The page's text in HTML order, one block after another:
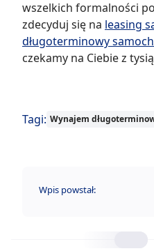
wszelkich formalności
zdecyduj się na leasing
długoterminowy
czekamy na Ciebie z
Tagi: Wynajem
Wpis powstał: